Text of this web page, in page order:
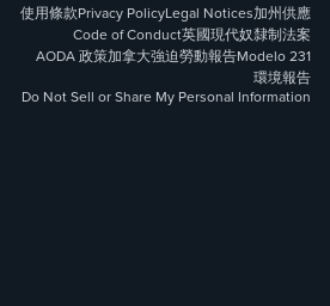
使用條款Privacy PolicyLegal Notices加州供應
Code of Conduct英國現代奴隸制法案
AODA 政策加拿大強迫勞動報告Modelo 231
環境報告
Do Not Sell or Share My Personal Information